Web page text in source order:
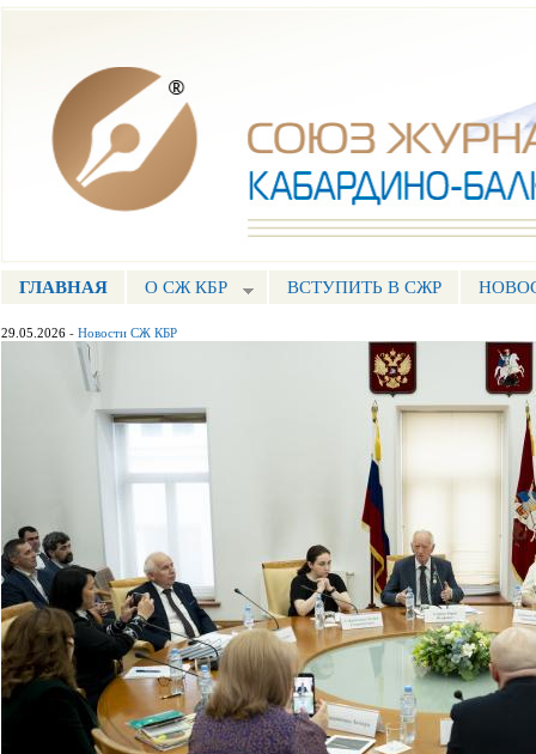
ГЛАВНОЕ МЕНЮ
ГЛАВНАЯ О СЖ КБР ВСТУПИТЬ В СЖР
29.05.2026 - Новости СЖ КБР